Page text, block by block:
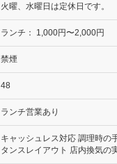
火曜、水曜日は定休日です。
ランチ： 1,000円〜2,000円
禁煙
48
ランチ営業あり
キャッシュレス対応 調理時の
タンスレイアウト 店内換気の